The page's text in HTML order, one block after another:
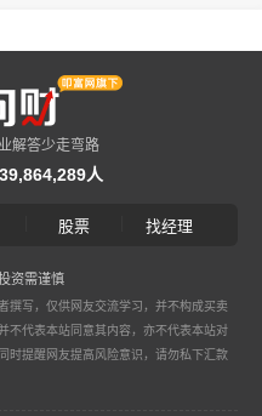
解答少走弯路
人
股票 找经理
资需谨慎
撰写，仅供网友交流学习，并不构成买卖
不代表本站同意其内容，亦不代表本站对
时提醒网友提高风险意识，请勿私下汇款